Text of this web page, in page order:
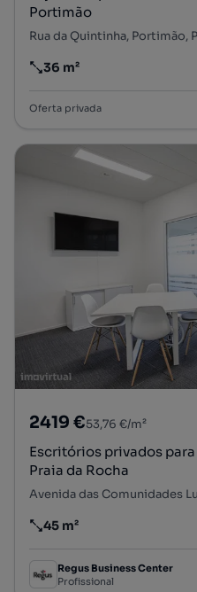
Portimão
Rua da Quintinha, Portimão,
Preço por metro quadrado
36 m²
Oferta privada
2419 €53,76 €/m²
Escritórios privados
Praia da Rocha
Preço por metro quadrado
45 m²
Regus Business Center
Profissional